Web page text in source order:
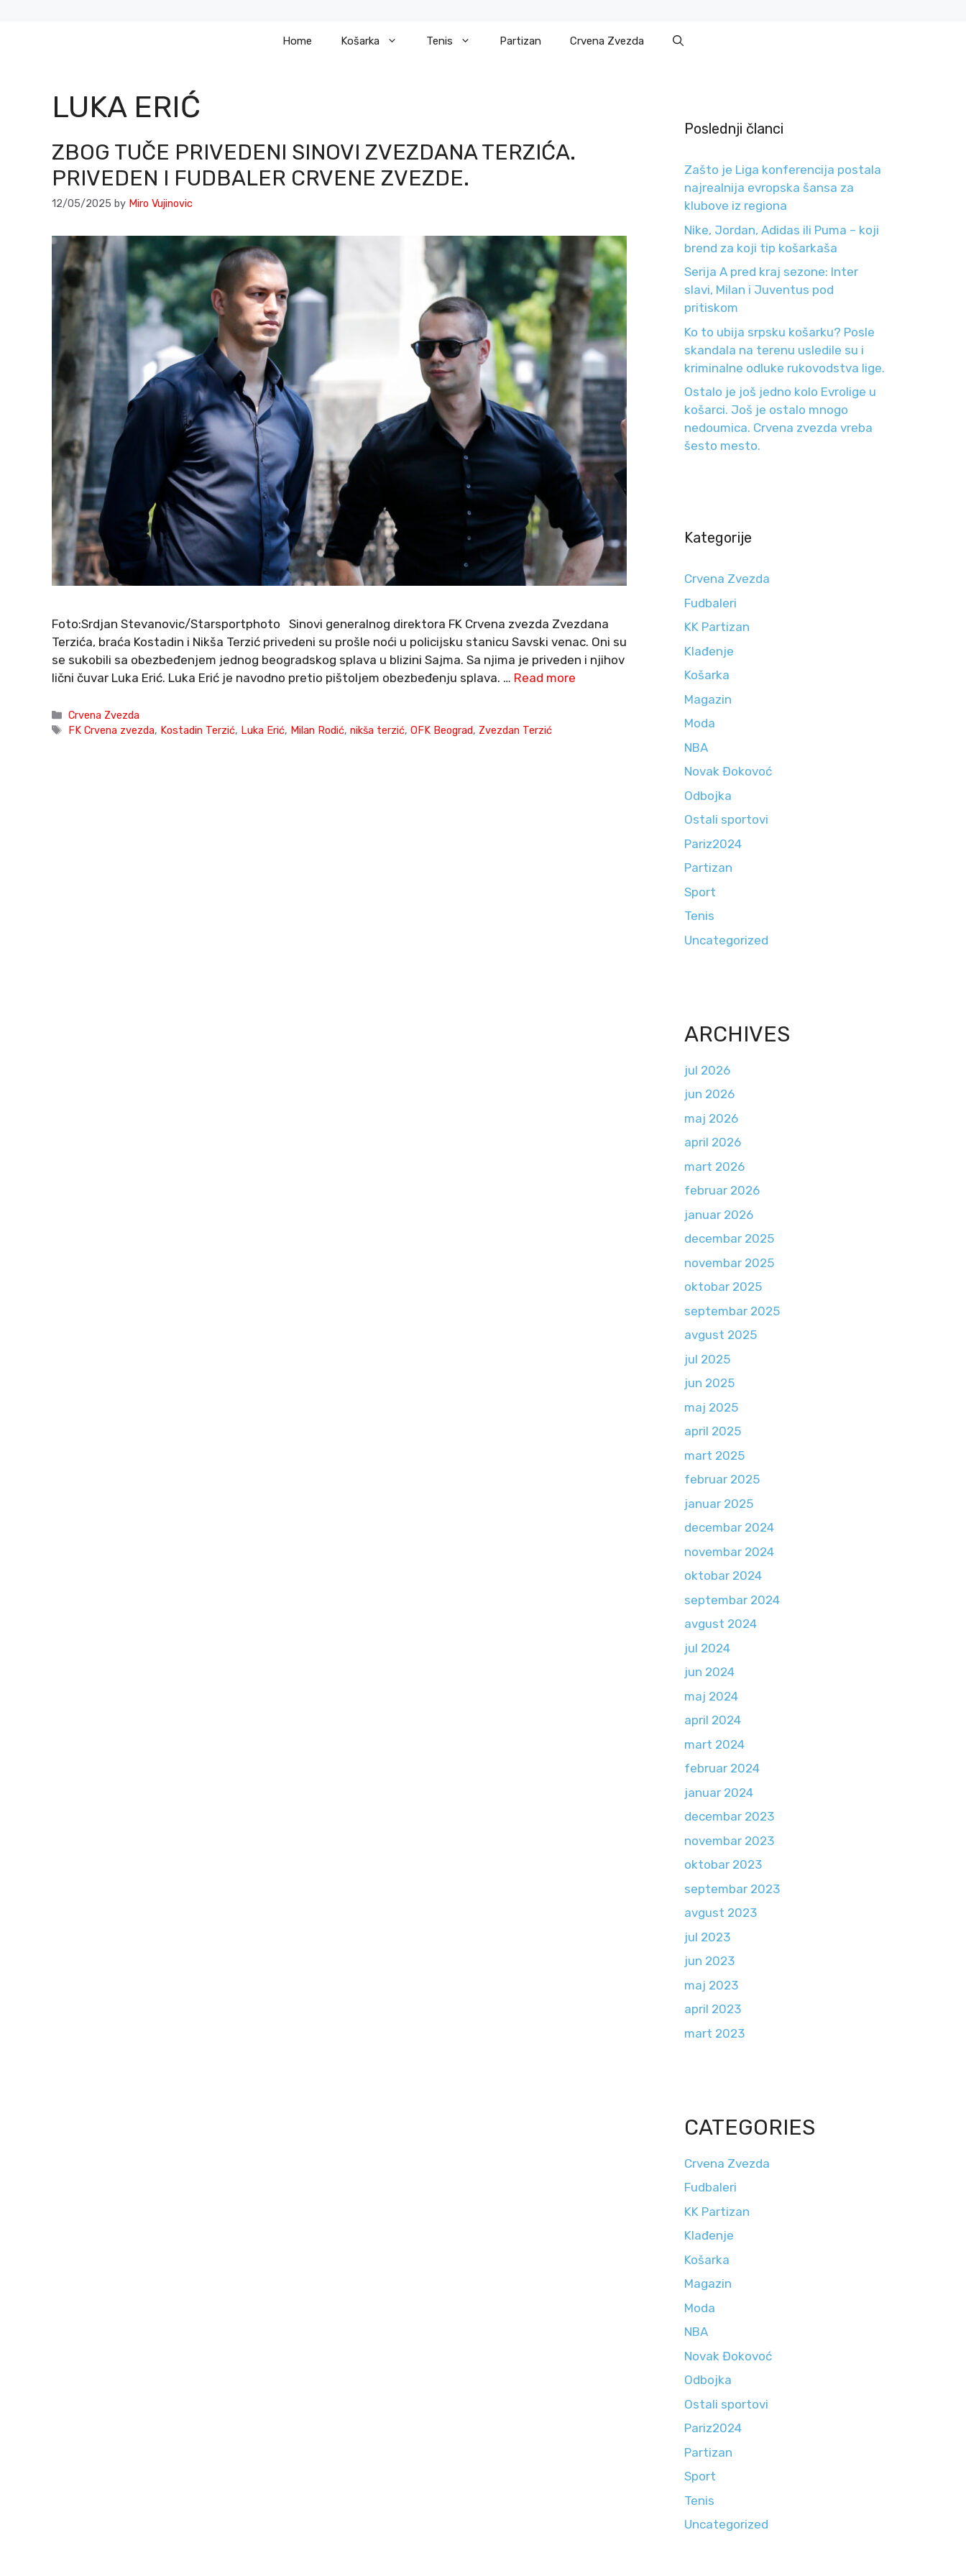
Home Košarka Tenis Partizan Crvena Zvezda
LUKA ERIĆ
ZBOG TUČE PRIVEDENI SINOVI ZVEZDANA TERZIĆA.
PRIVEDEN I FUDBALER CRVENE ZVEZDE.
12/05/2025 by Miro Vujinovic
Foto:Srdjan Stevanovic/Starsportphoto Sinovi generalnog direktora FK Crvena zvezda Zvezdana
Terzića, braća Kostadin i Nikša Terzić privedeni su prošle noći u policijsku stanicu Savski venac. Oni su
se sukobili sa obezbeđenjem jednog beogradskog splava u blizini Sajma. Sa njima je priveden i njihov
lični čuvar Luka Erić. Luka Erić je navodno pretio pištoljem obezbeđenju splava. … Read more
Categories
Crvena Zvezda
Tags
FK Crvena zvezda, Kostadin Terzić, Luka Erić, Milan Rodić,nikša terzić,OFK Beograd, Zvezdan Terzić
Poslednji članci
Zašto je Liga konferencija postala
najrealnija evropska šansa za
klubove iz regiona
Nike, Jordan, Adidas ili Puma – koji
brend za koji tip košarkaša
Serija A pred kraj sezone: Inter
slavi, Milan i Juventus pod
pritiskom
Ko to ubija srpsku košarku? Posle
skandala na terenu usledile su i
kriminalne odluke rukovodstva lige.
Ostalo je još jedno kolo Evrolige u
košarci. Još je ostalo mnogo
nedoumica. Crvena zvezda vreba
šesto mesto.
Kategorije
Crvena Zvezda
Fudbaleri
KK Partizan
Klađenje
Košarka
Magazin
Moda
NBA
Novak Đokovoć
Odbojka
Ostali sportovi
Pariz2024
Partizan
Sport
Tenis
Uncategorized
ARCHIVES
jul 2026
jun 2026
maj 2026
april 2026
mart 2026
februar 2026
januar 2026
decembar 2025
novembar 2025
oktobar 2025
septembar 2025
avgust 2025
jul 2025
jun 2025
maj 2025
april 2025
mart 2025
februar 2025
januar 2025
decembar 2024
novembar 2024
oktobar 2024
septembar 2024
avgust 2024
jul 2024
jun 2024
maj 2024
april 2024
mart 2024
februar 2024
januar 2024
decembar 2023
novembar 2023
oktobar 2023
septembar 2023
avgust 2023
jul 2023
jun 2023
maj 2023
april 2023
mart 2023
CATEGORIES
Crvena Zvezda
Fudbaleri
KK Partizan
Klađenje
Košarka
Magazin
Moda
NBA
Novak Đokovoć
Odbojka
Ostali sportovi
Pariz2024
Partizan
Sport
Tenis
Uncategorized